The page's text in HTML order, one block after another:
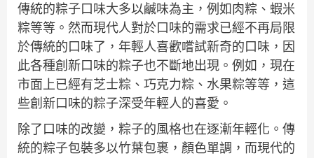
傳統的粽子口味大多以鹹味為主，例如肉粽、蝦米
粽等等。然而現代人對於口味的需求已經不再局限
於傳統的口味了，年輕人喜歡嚐試新奇的口味，因
此各種創新口味的粽子也不斷地出現。例如，現在
市面上已經有芝士粽、巧克力粽、水果粽等等，這
些創新口味的粽子深受年輕人的喜愛。
除了口味的改變，粽子的風格也在逐漸年輕化。傳
統的粽子包裝多以竹葉包裹，顏色單調，而現代的